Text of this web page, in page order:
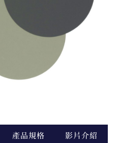
產品規格 影片介紹